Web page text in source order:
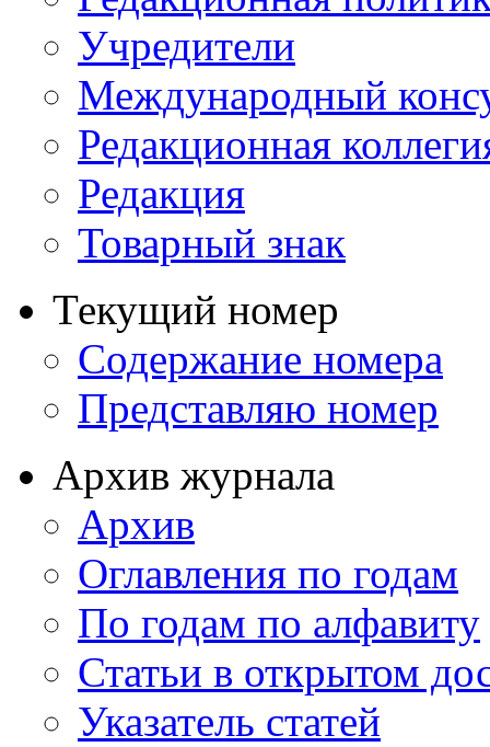
Учредители
Международный
Редакционная
Редакция
Товарный знак
Текущий номер
Содержание номера
Представляю номер
Архив журнала
Архив
Оглавления по годам
По годам по алфавиту
Статьи в открытом
Указатель статей